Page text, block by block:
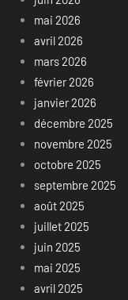
mai 2026
avril 2026
mars 2026
février 2026
janvier 2026
décembre 2025
novembre 2025
octobre 2025
septembre 2025
août 2025
juillet 2025
juin 2025
mai 2025
avril 2025